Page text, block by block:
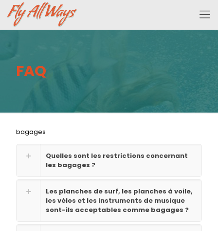
FAQ
bagages
Quelles sont les restrictions concernant
les bagages ?
Les planches de surf, les planches à voile,
les vélos et les instruments de musique
sont-ils acceptables comme bagages ?